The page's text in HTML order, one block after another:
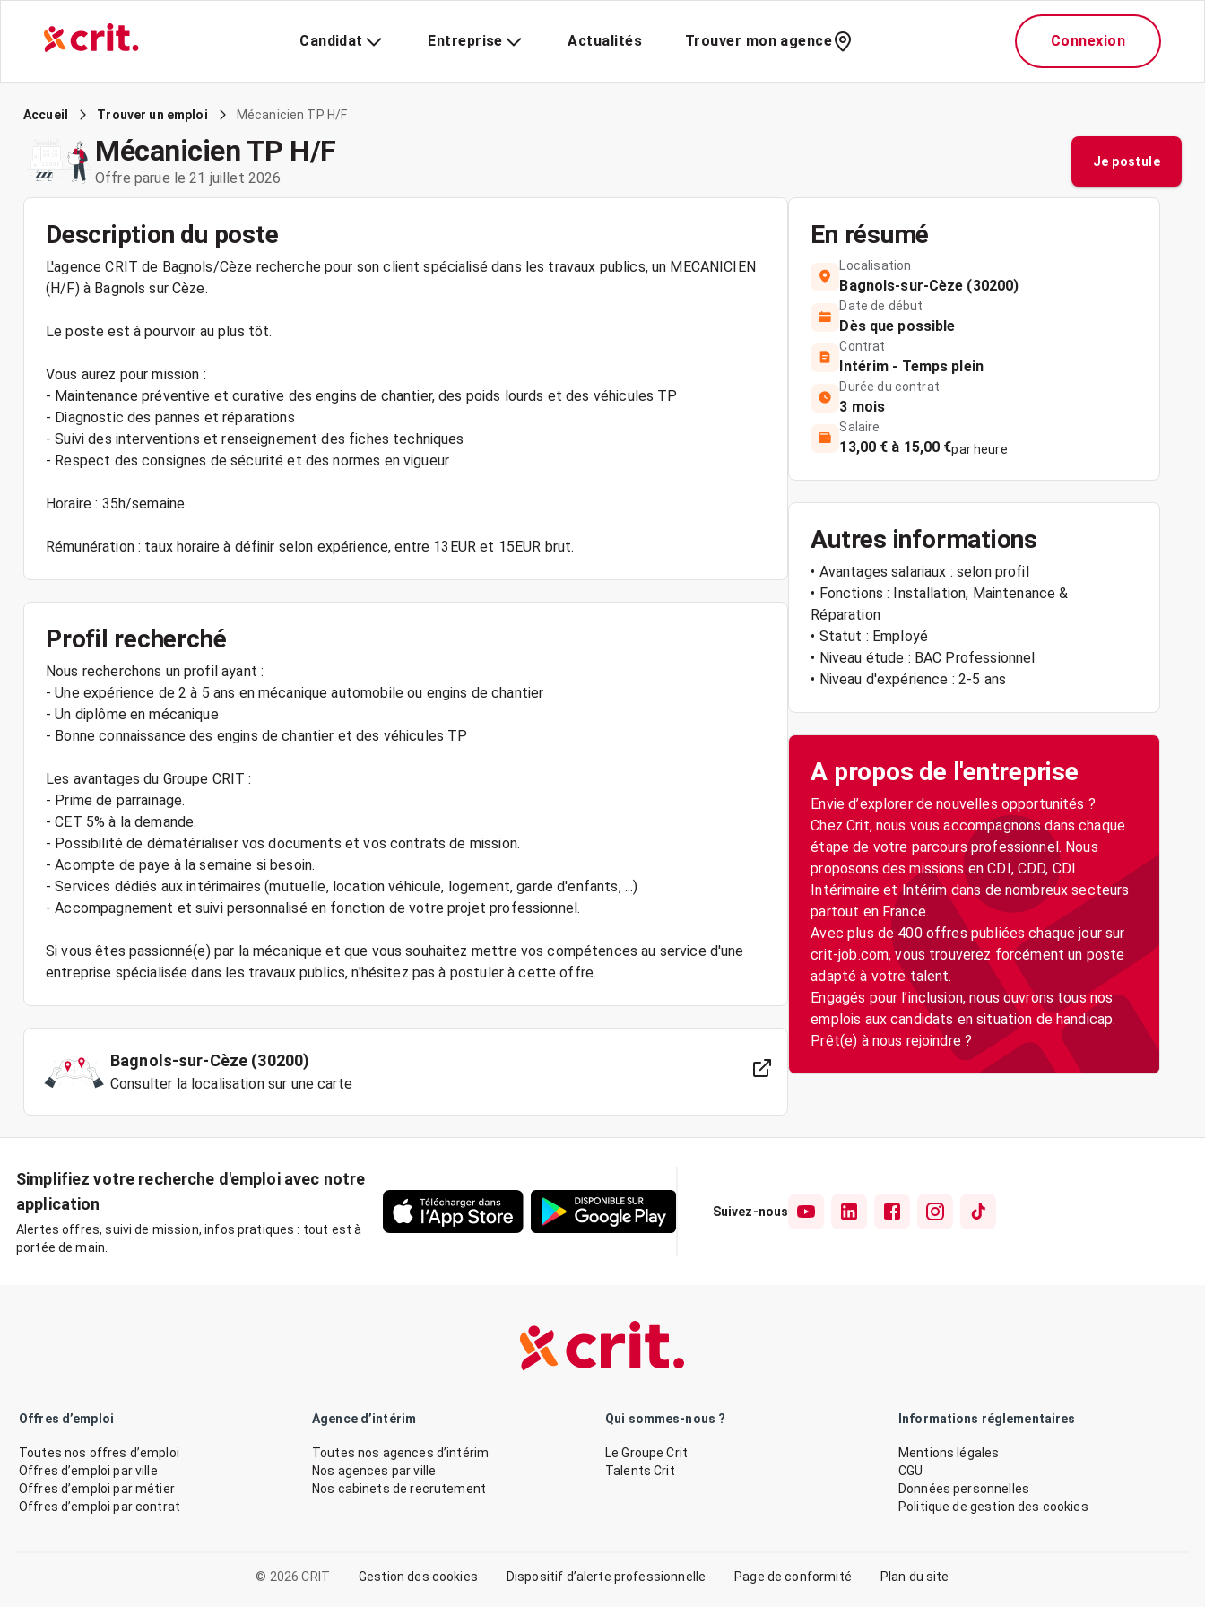
Candidat Entreprise Actualités Trouver mon agence Connexion
Accueil Trouver un emploi Mécanicien TP H/F
Mécanicien TP H/F
Offre parue le 21 juillet 2026
Je postule
Description du poste
L'agence CRIT de Bagnols/Cèze recherche pour son client spécialisé dans les travaux publics, un MECANICIEN
(H/F) à Bagnols sur Cèze.
Le poste est à pourvoir au plus tôt.
Vous aurez pour mission :
- Maintenance préventive et curative des engins de chantier, des poids lourds et des véhicules TP
- Diagnostic des pannes et réparations
- Suivi des interventions et renseignement des fiches techniques
- Respect des consignes de sécurité et des normes en vigueur
Horaire : 35h/semaine.
Rémunération : taux horaire à définir selon expérience, entre 13EUR et 15EUR brut.
Profil recherché
Nous recherchons un profil ayant :
- Une expérience de 2 à 5 ans en mécanique automobile ou engins de chantier
- Un diplôme en mécanique
- Bonne connaissance des engins de chantier et des véhicules TP
Les avantages du Groupe CRIT :
- Prime de parrainage.
- CET 5% à la demande.
- Possibilité de dématérialiser vos documents et vos contrats de mission.
- Acompte de paye à la semaine si besoin.
- Services dédiés aux intérimaires (mutuelle, location véhicule, logement, garde d'enfants, ...)
- Accompagnement et suivi personnalisé en fonction de votre projet professionnel.
Si vous êtes passionné(e) par la mécanique et que vous souhaitez mettre vos compétences au service d'une
Bagnols-sur-Cèze (30200)
Consulter la localisation sur une carte
En résumé
Localisation
Bagnols-sur-Cèze (30200)
Date de début
Dès que possible
Contrat
Intérim - Temps plein
Durée du contrat
3 mois
Salaire
13,00 € à 15,00 €par heure
Autres informations
• Avantages salariaux : selon profil
• Fonctions : Installation, Maintenance &
Réparation
• Statut : Employé
• Niveau étude : BAC Professionnel
• Niveau d'expérience : 2-5 ans
A propos de l'entreprise
Envie d’explorer de nouvelles opportunités ?
Chez Crit, nous vous accompagnons dans chaque
étape de votre parcours professionnel. Nous
proposons des missions en CDI, CDD, CDI
Intérimaire et Intérim dans de nombreux secteurs
partout en France.
Avec plus de 400 offres publiées chaque jour sur
crit-job.com, vous trouverez forcément un poste
adapté à votre talent.
Engagés pour l’inclusion, nous ouvrons tous nos
emplois aux candidats en situation de handicap.
Simplifiez votre recherche d'emploi avec notre
application
Alertes offres, suivi de mission, infos pratiques : tout est à
portée de main.
Suivez-nous
Offres d’emploi
Toutes nos offres d’emploi
Offres d’emploi par ville
Offres d’emploi par métier
Offres d’emploi par contrat
Agence d’intérim
Toutes nos agences d’intérim
Nos agences par ville
Nos cabinets de recrutement
Qui sommes-nous ?
Le Groupe Crit
Talents Crit
Informations réglementaires
Mentions légales
CGU
Données personnelles
Politique de gestion des cookies
© 2026 CRIT Gestion des cookies Dispositif d’alerte professionnelle Page de conformité Plan du site